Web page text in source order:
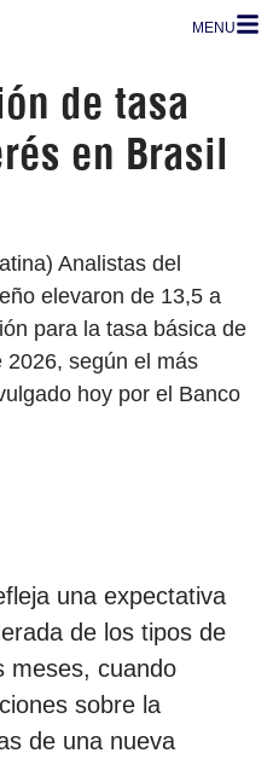
MENU
de tasa
en Brasil
Analistas del
elevaron de 13,5 a
para la tasa básica de
2026, según el más
hoy por el Banco
una expectativa
de los tipos de
meses, cuando
sobre la
de una nueva